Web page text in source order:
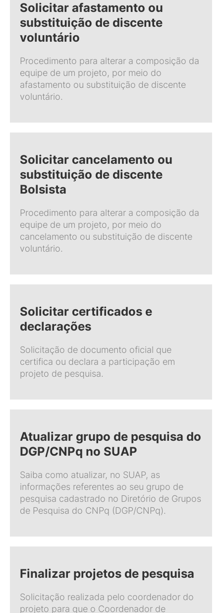
Solicitar afastamento ou
substituição de discente
voluntário
Procedimento para alterar a composição da
equipe de um projeto, por meio do
afastamento ou substituição de discente
voluntário.
Solicitar cancelamento ou
substituição de discente
Bolsista
Procedimento para alterar a composição da
equipe de um projeto, por meio do
cancelamento ou substituição de discente
voluntário.
Solicitar certificados e
declarações
Solicitação de documento oficial que
certifica ou declara a participação em
projeto de pesquisa.
Atualizar grupo de pesquisa do
DGP/CNPq no SUAP
Saiba como atualizar, no SUAP, as
informações referentes ao seu grupo de
pesquisa cadastrado no Diretório de Grupos
de Pesquisa do CNPq (DGP/CNPq).
Finalizar projetos de pesquisa
Solicitação realizada pelo coordenador do
projeto para que o Coordenador de